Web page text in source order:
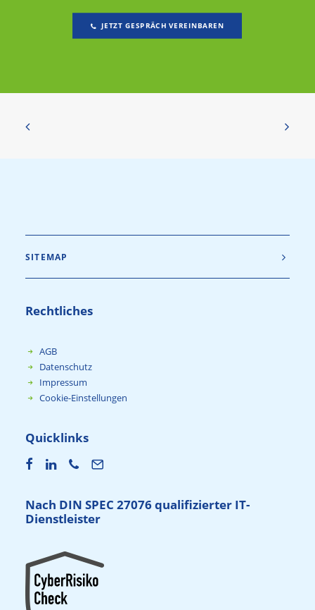
JETZT GESPRÄCH VEREINBAREN
SITEMAP
Rechtliches
AGB
Datenschutz
Impressum
Cookie-Einstellungen
Quicklinks
Nach DIN SPEC 27076 qualifizierter IT-
Dienstleister